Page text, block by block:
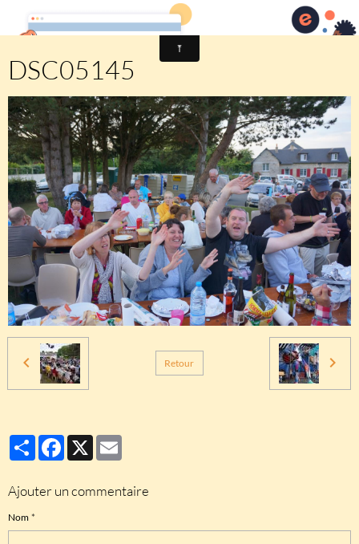
Comité des fêtes de CHEUX
DSC05145
Retour
PartagerFacebook
X
Ajouter un commentaire
Nom